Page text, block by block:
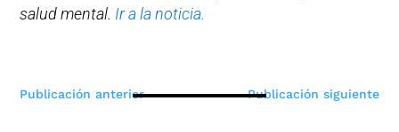
salud mental. Ir a la noticia.
Navegación
Publicación anterior Publicación siguiente